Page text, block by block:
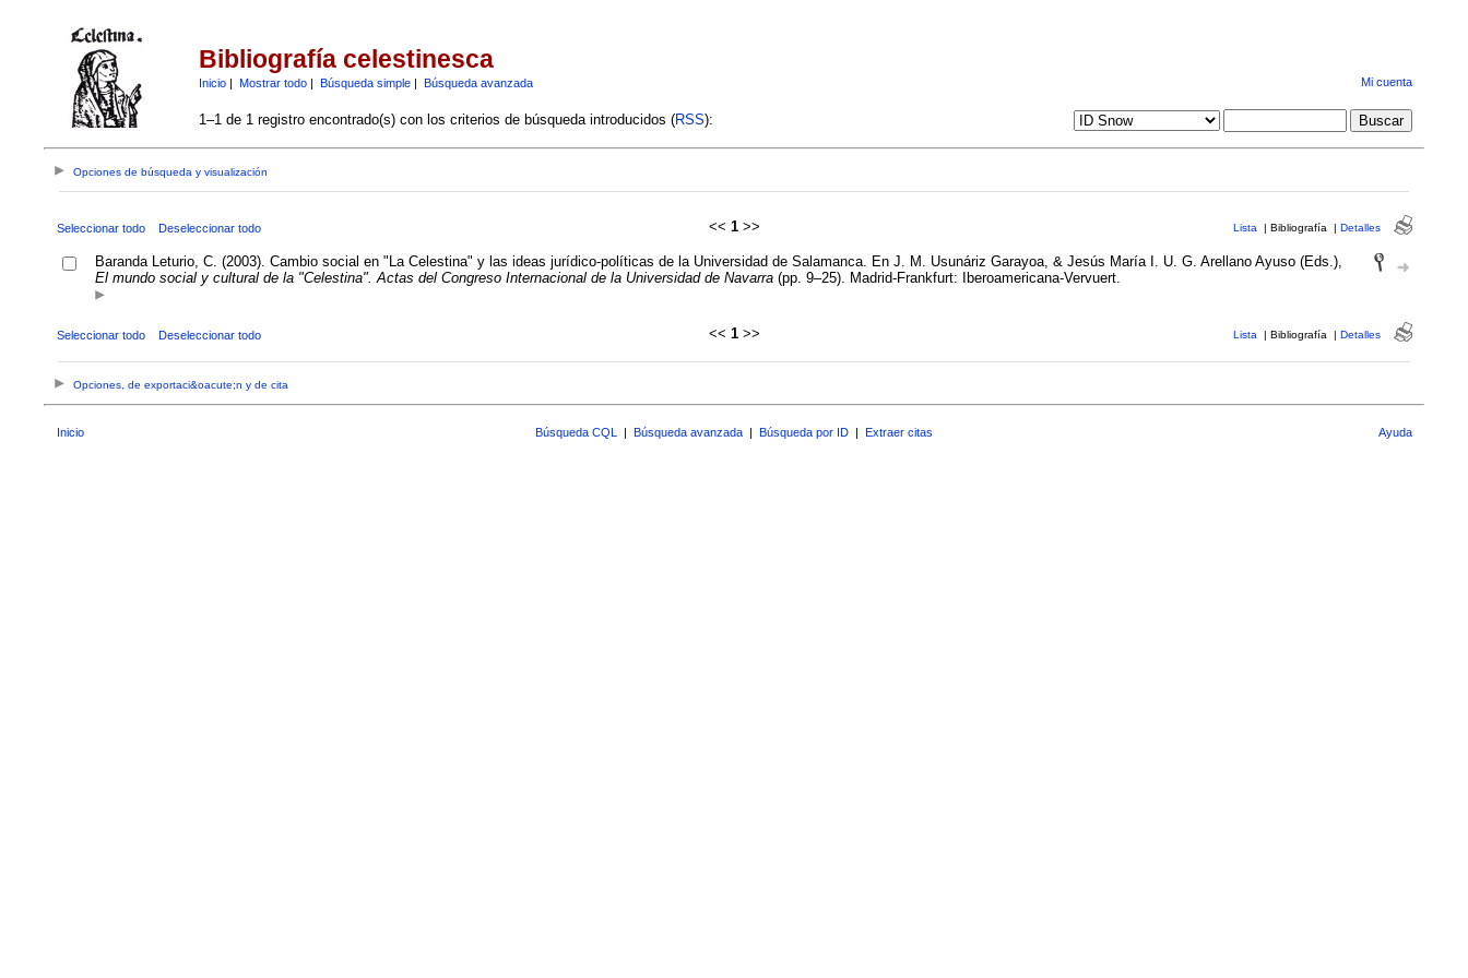
Bibliografía celestinesca
Inicio| Mostrar todo| Búsqueda simple| Búsqueda avanzada Mi cuenta
1–1 de 1 registro encontrado(s) con los criterios de búsqueda introducidos (RSS):
Opciones de búsqueda y visualización
Seleccionar todo Deseleccionar todo << 1>> Lista | Bibliografía | Detalles
Baranda Leturio, C. (2003). Cambio social en "La Celestina" y las ideas jurídico-políticas de la Universidad de Salamanca. En J. M. Usunáriz Garayoa, & Jesús María I. U. G. Arellano Ayuso (Eds.),
El mundo social y cultural de la "Celestina". Actas del Congreso Internacional de la Universidad de Navarra(pp. 9–25). Madrid-Frankfurt: Iberoamericana-Vervuert.
Seleccionar todo Deseleccionar todo << 1>> Lista | Bibliografía | Detalles
Opciones, de exportaci&oacute;n y de cita
Inicio Búsqueda CQL | Búsqueda avanzada | Búsqueda por ID | Extraer citas Ayuda